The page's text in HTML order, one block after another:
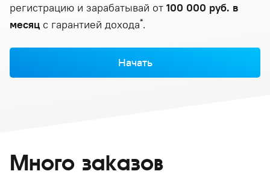
регистрацию и зарабатывай от 100 000 руб. в
месяц с гарантией дохода*.
Начать
Много заказов